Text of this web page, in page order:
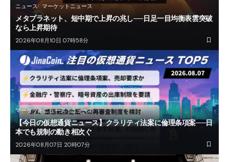
ニュース マーケットニュース
メタプラネット、短中期で上昇の兆し──日足一目均衡表雲突破
なら上昇期待
2026年08月10日 07時58分
マーケットニュース ニュース
【今日の仮想通貨ニュース】クラリティ法案に倫理条項案──日
本でも規制の動き相次ぐ
2026年08月07日 20時07分